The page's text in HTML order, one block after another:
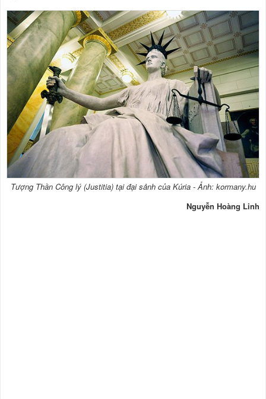
Tượng Thần Công lý (Justitia) tại đại sảnh của Kúria - Ảnh: kormany.hu
Nguyễn Hoàng Linh